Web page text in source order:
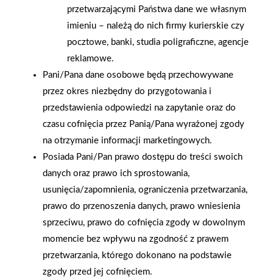
gra z WOŚP. Powstała
firmowa eSkarbonka na
rzecz gastroenterologii
dziecięcej
Grupy PSB. Sieć kończy
rok strategicznym
otwarciem po
rebrandingu
przetwarzającymi Państwa dane we własnym
imieniu – należą do nich firmy kurierskie czy
pocztowe, banki, studia poligraficzne, agencje
reklamowe.
Pani/Pana dane osobowe będą przechowywane
przez okres niezbędny do przygotowania i
przedstawienia odpowiedzi na zapytanie oraz do
czasu cofnięcia przez Panią/Pana wyrażonej zgody
na otrzymanie informacji marketingowych.
Posiada Pani/Pan prawo dostępu do treści swoich
danych oraz prawo ich sprostowania,
usunięcia/zapomnienia, ograniczenia przetwarzania,
prawo do przenoszenia danych, prawo wniesienia
sprzeciwu, prawo do cofnięcia zgody w dowolnym
momencie bez wpływu na zgodność z prawem
przetwarzania, którego dokonano na podstawie
zgody przed jej cofnięciem.